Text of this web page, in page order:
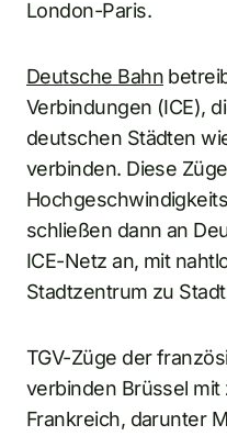
London-Paris.
Deutsche Bahn
Verbindungen (ICE),
deutschen Städten
verbinden. Diese
schließen dann an
ICE-Netz an, mit
Stadtzentrum zu
TGV-Züge der
verbinden Brüssel mit
Frankreich, darunter